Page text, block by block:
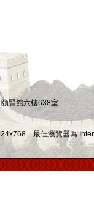
賢館六樓638室
最佳瀏覽器為